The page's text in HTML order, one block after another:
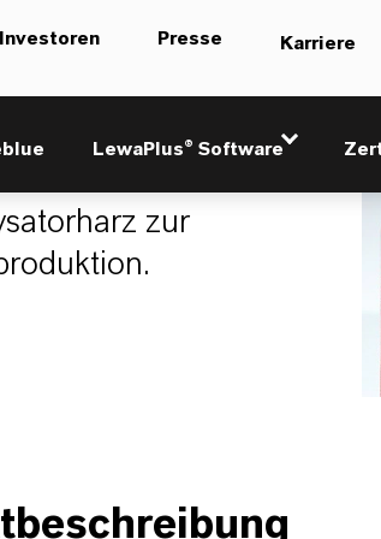
Investoren Presse Karriere
LewaPlus® Software
zur